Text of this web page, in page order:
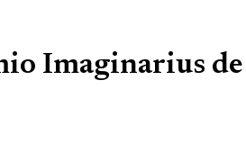
Imaginarius de